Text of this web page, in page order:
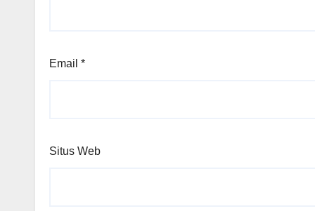
Email *
Situs Web